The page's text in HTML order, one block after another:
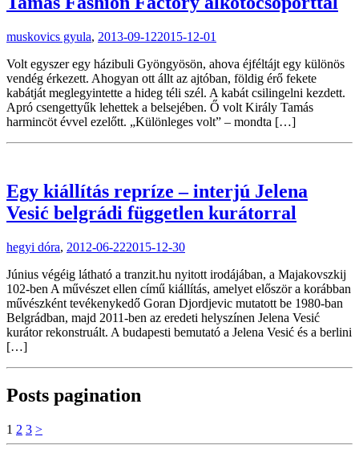
muskovics gyula, 2013-09-122015-12-01
Volt egyszer egy házibuli Gyöngyösön, ahova éjféltájt egy különös
vendég érkezett. Ahogyan ott állt az ajtóban, földig érő fekete
kabátját meglegyintette a hideg téli szél. A kabát csilingelni kezdett.
Apró csengettyűk lehettek a belsejében. Ő volt Király Tamás
harmincöt évvel ezelőtt. „Különleges volt” – mondta […]
Egy kiállítás repríze – interjú Jelena
Vesić belgrádi független kurátorral
hegyi dóra, 2012-06-222015-12-30
Június végéig látható a tranzit.hu nyitott irodájában, a Majakovszkij
102-ben A művészet ellen című kiállítás, amelyet először a korábban
művészként tevékenykedő Goran Djordjevic mutatott be 1980-ban
Belgrádban, majd 2011-ben az eredeti helyszínen Jelena Vesić
kurátor rekonstruált. A budapesti bemutató a Jelena Vesić és a berlini
[…]
Posts pagination
1 2 3 >